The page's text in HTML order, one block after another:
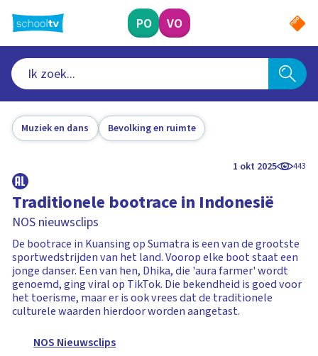
naar
hoofdinhoud
PO VO
Muziek en dans Bevolking en ruimte
1 okt 2025 443
Traditionele bootrace in Indonesië
NOS nieuwsclips
De bootrace in Kuansing op Sumatra is een van de grootste
sportwedstrijden van het land. Voorop elke boot staat een
jonge danser. Een van hen, Dhika, die 'aura farmer' wordt
genoemd, ging viral op TikTok. Die bekendheid is goed voor
het toerisme, maar er is ook vrees dat de traditionele
culturele waarden hierdoor worden aangetast.
NOS Nieuwsclips